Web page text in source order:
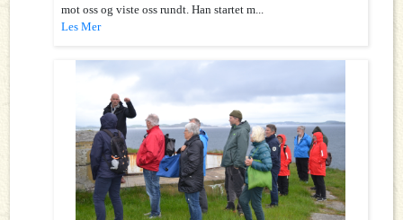
mot oss og viste oss rundt. Han startet m...
Les Mer